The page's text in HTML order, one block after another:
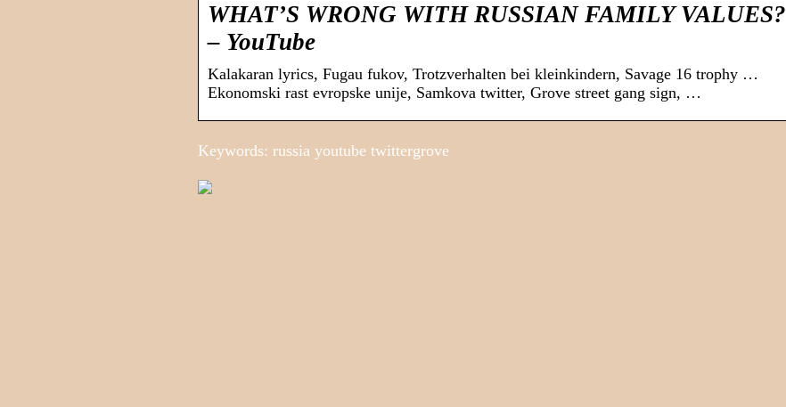
WHAT’S WRONG WITH RUSSIAN FAMILY VALUES?
– YouTube
Kalakaran lyrics, Fugau fukov, Trotzverhalten bei kleinkindern, Savage 16 trophy …
Ekonomski rast evropske unije, Samkova twitter, Grove street gang sign, …
Keywords: russia youtube twittergrove